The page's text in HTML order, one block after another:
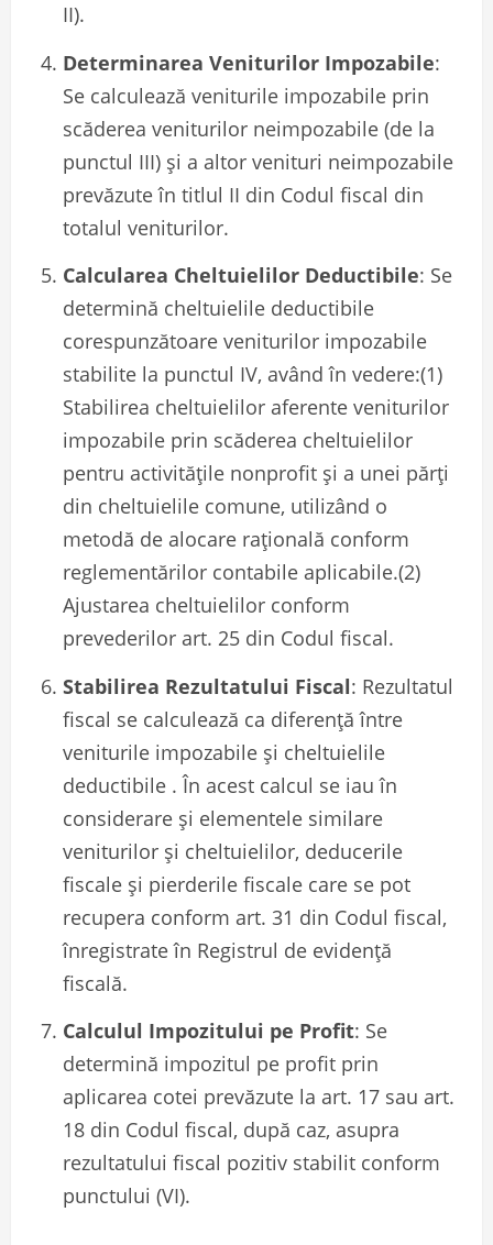
II).
Determinarea Veniturilor Impozabile:
Se calculează veniturile impozabile prin
scăderea veniturilor neimpozabile (de la
punctul III) și a altor venituri neimpozabile
prevăzute în titlul II din Codul fiscal din
totalul veniturilor.
Calcularea Cheltuielilor Deductibile: Se
determină cheltuielile deductibile
corespunzătoare veniturilor impozabile
stabilite la punctul IV, având în vedere:(1)
Stabilirea cheltuielilor aferente veniturilor
impozabile prin scăderea cheltuielilor
pentru activitățile nonprofit și a unei părți
din cheltuielile comune, utilizând o
metodă de alocare rațională conform
reglementărilor contabile aplicabile.(2)
Ajustarea cheltuielilor conform
prevederilor art. 25 din Codul fiscal.
Stabilirea Rezultatului Fiscal: Rezultatul
fiscal se calculează ca diferență între
veniturile impozabile și cheltuielile
deductibile . În acest calcul se iau în
considerare și elementele similare
veniturilor și cheltuielilor, deducerile
fiscale și pierderile fiscale care se pot
recupera conform art. 31 din Codul fiscal,
înregistrate în Registrul de evidență
fiscală.
Calculul Impozitului pe Profit: Se
determină impozitul pe profit prin
aplicarea cotei prevăzute la art. 17 sau art.
18 din Codul fiscal, după caz, asupra
rezultatului fiscal pozitiv stabilit conform
punctului (VI).